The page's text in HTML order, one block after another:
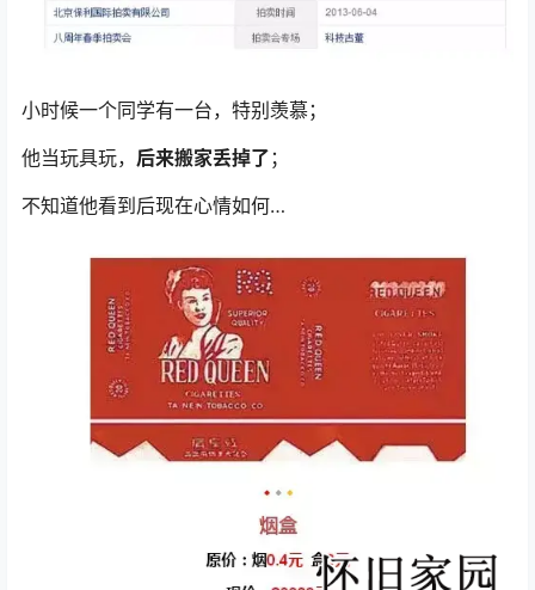
小时候一个同学有一台，特别羡慕；
他当玩具玩， 后来搬家丢掉了 ；
不知道他看到后现在心情如何…